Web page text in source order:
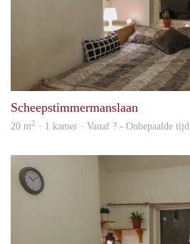
Scheepstimmermanslaan
20 m2 · 1 kamer · Vanaf ? - Onbepaalde tijd